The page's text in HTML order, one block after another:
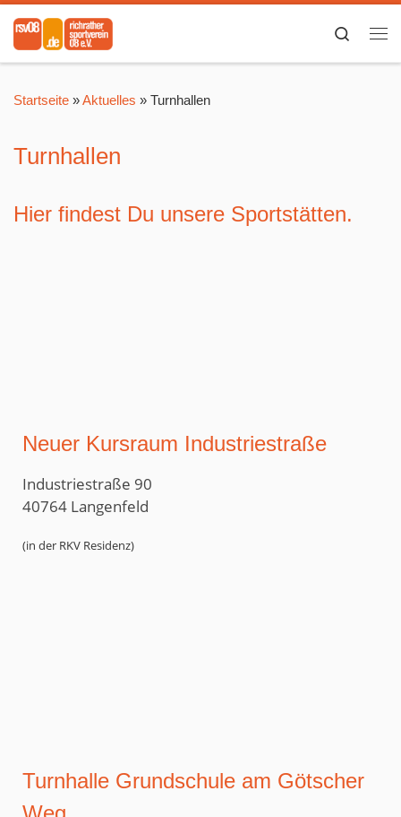
Zum Inhalt springen
Search
Startseite »Aktuelles » Turnhallen
Turnhallen
Hier findest Du unsere Sportstätten.
Neuer Kursraum Industriestraße
Industriestraße 90
40764 Langenfeld
(in der RKV Residenz)
Turnhalle Grundschule am Götscher